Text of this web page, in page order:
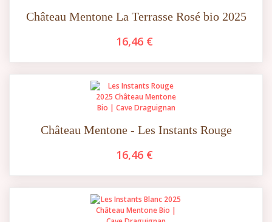
Château Mentone La Terrasse Rosé bio 2025
16,46 €
Château Mentone - Les Instants Rouge
16,46 €